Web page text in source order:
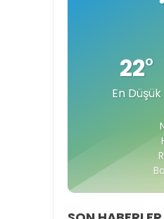
22°
En Düşük